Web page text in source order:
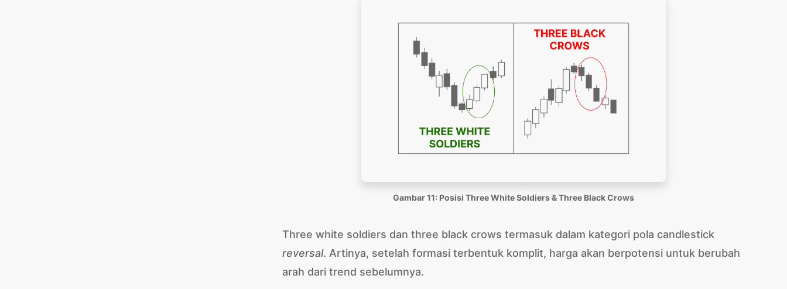
Gambar 11: Posisi Three White Soldiers & Three Black Crows
Three white soldiers dan three black crows termasuk dalam kategori pola candlestick
reversal. Artinya, setelah formasi terbentuk komplit, harga akan berpotensi untuk berubah
arah dari trend sebelumnya.